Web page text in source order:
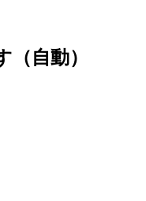
自動）